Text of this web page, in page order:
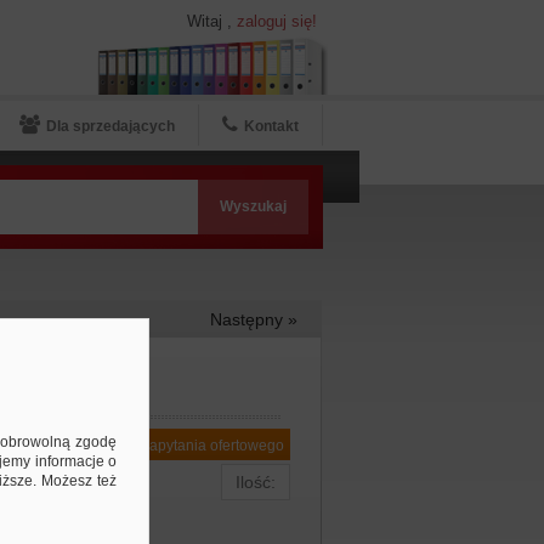
Dla sprzedających Kontakt
Witaj , zaloguj się!
Następny »
Dodaj do zapytania ofertowego
zgodę
informacje o
Możesz też